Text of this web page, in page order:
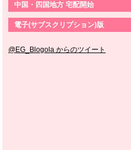
中国・四国地方 宅配開始
電子(サブスクリプション)版
@EG_Blogola からのツイート